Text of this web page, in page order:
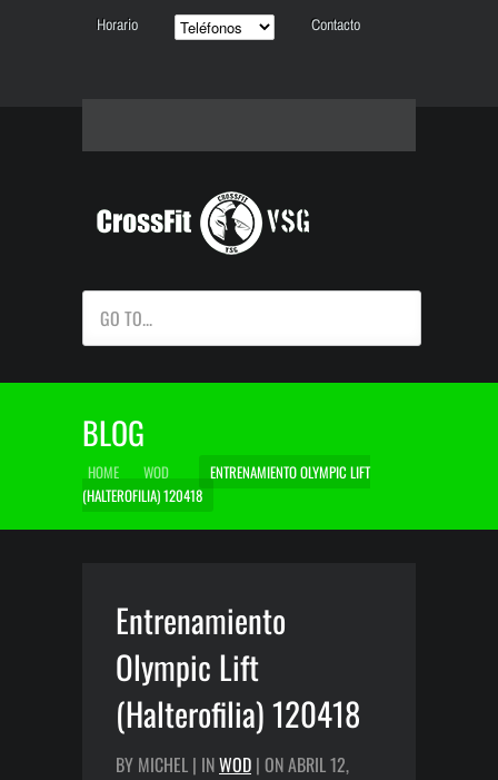
Horario Contacto
GO TO...
BLOG
HOME WOD
ENTRENAMIENTO OLYMPIC LIFT
(HALTEROFILIA) 120418
Entrenamiento
Olympic Lift
(Halterofilia) 120418
BY MICHEL | INWOD | ON ABRIL 12,